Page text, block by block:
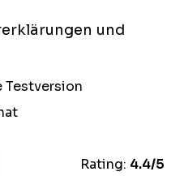
und
Rating: 4.4/5